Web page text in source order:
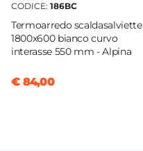
CODICE: 186BC
Termoarredo scaldasalviette
1800x600 bianco curvo
interasse 550 mm - Alpina
€ 84,00